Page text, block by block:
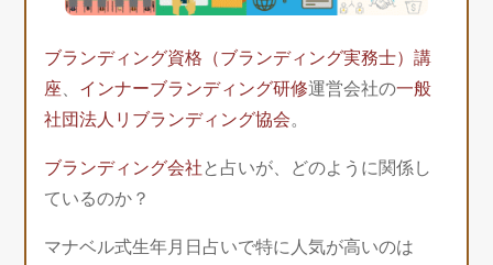
ブランディング資格（ブランディング実務士）講
座、 インナーブランディング研修運営会社の一般
社団法人リブランディング協会。
ブランディング会社 と占いが、どのように関係し
ているのか？
マナベル式生年月日占いで特に人気が高いのは